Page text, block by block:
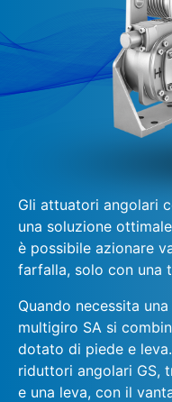
Gli attuatori angolari
una soluzione
è possibile azionare
farfalla, solo con una
Quando necessita
multigiro SA si
dotato di piede e
riduttori angolari GS,
e una leva, con il